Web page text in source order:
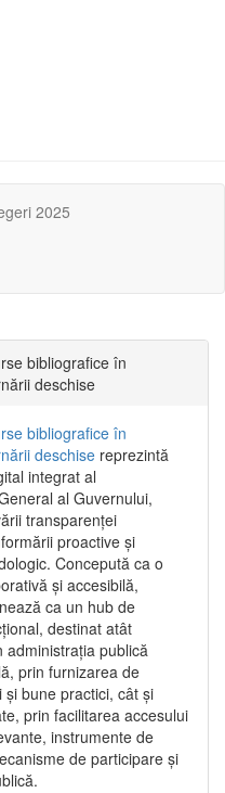
2025
bibliografice în
deschise
bibliografice în
deschise reprezintă
integrat al
al Guvernului,
transparenței
proactive și
Concepută ca o
și accesibilă,
ca un hub de
destinat atât
administrația publică
prin furnizarea de
și bune practici, cât și
prin facilitarea accesului
instrumente de
de participare și